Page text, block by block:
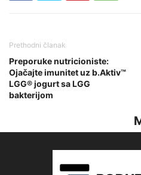
Prethodni članak
Preporuke nutricioniste:
Ojačajte imunitet uz b.Aktiv™
LGG® jogurt sa LGG
bakterijom